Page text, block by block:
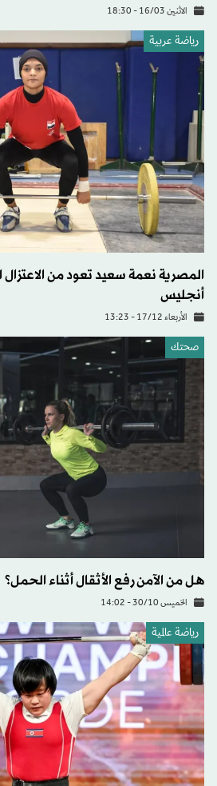
الاثنين 16/03 - 18:30
رياضة عربية
المصرية نعمة سعيد تعود من الاعتزال
أنجليس
الأربعاء 17/12 - 13:23
صحتك
هل من الآمن رفع الأثقال أثناء الحمل؟
الخميس 30/10 - 14:02
رياضة عالمية